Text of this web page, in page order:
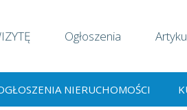
Ogłoszenia
NIERUCHOMOŚCI